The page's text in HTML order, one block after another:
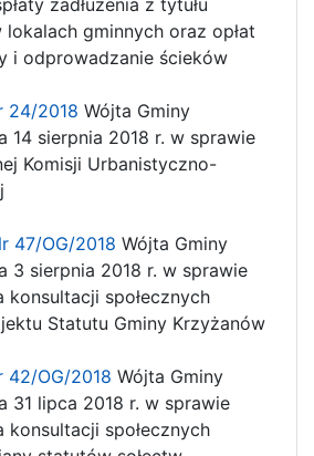
gminnych oraz opłat
i odprowadzanie ścieków
24/2018 Wójta Gminy
14 sierpnia 2018 r. w sprawie
Komisji Urbanistyczno-
47/OG/2018 Wójta Gminy
3 sierpnia 2018 r. w sprawie
konsultacji społecznych
Statutu Gminy Krzyżanów
42/OG/2018 Wójta Gminy
31 lipca 2018 r. w sprawie
konsultacji społecznych